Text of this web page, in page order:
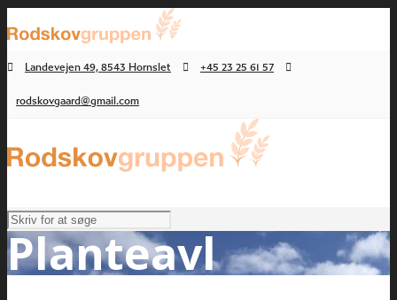
Landevejen 49, 8543 Hornslet +45 23 25 61 57
rodskovgaard@gmail.com
Planteavl